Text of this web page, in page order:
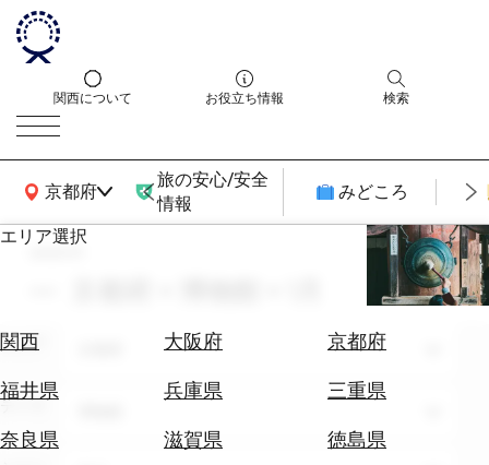
関西について お役立ち情報 検索
京都府
関西広域MAP
旅の安心/安全
情報
みどころ
エリア選択
関西 大阪府
京都府
福井県
兵庫県
三重県
奈良県
滋賀県
徳島県
エ
券
テ
search
エリア
テーマ